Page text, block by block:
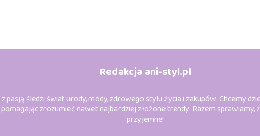
Redakcja ani-styl.pl
pasją śledzi świat urody, mody, zdrowego stylu życia i zakupów. Chcemy
zrozumieć nawet najbardziej złożone trendy. Razem sprawiamy,
przyjemne!